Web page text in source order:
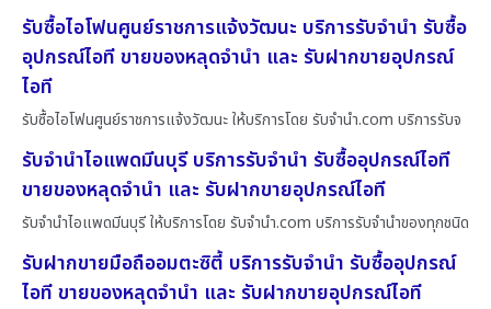
รับซื้อไอโฟนศูนย์ราชการแจ้งวัฒนะ บริการรับจำนำ รับซื้อ
อุปกรณ์ไอที ขายของหลุดจำนำ และ รับฝากขายอุปกรณ์
ไอที
รับซื้อไอโฟนศูนย์ราชการแจ้งวัฒนะ ให้บริการโดย รับจํานํา.com บริการรับจ
รับจำนำไอแพดมีนบุรี บริการรับจำนำ รับซื้ออุปกรณ์ไอที
ขายของหลุดจำนำ และ รับฝากขายอุปกรณ์ไอที
รับจำนำไอแพดมีนบุรี ให้บริการโดย รับจํานํา.com บริการรับจำนำของทุกชนิด
รับฝากขายมือถืออมตะซิตี้ บริการรับจำนำ รับซื้ออุปกรณ์
ไอที ขายของหลุดจำนำ และ รับฝากขายอุปกรณ์ไอที